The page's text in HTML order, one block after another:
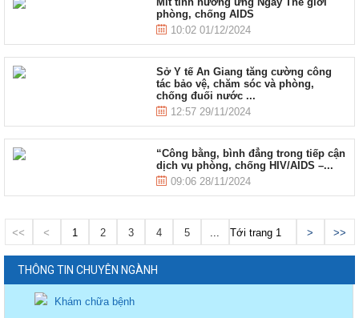
phòng, chống AIDS
10:02 01/12/2024
Sở Y tế An Giang tăng cường công
tác bảo vệ, chăm sóc và phòng,
chống đuối nước ...
12:57 29/11/2024
“Công bằng, bình đẳng trong tiếp cận
dịch vụ phòng, chống HIV/AIDS –...
09:06 28/11/2024
<< < 1 2 3 4 5 ... Tới trang > >>
THÔNG TIN CHUYÊN NGÀNH
Khám chữa bệnh